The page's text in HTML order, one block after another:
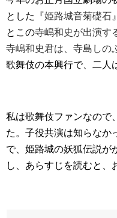
とした
『姫路城音菊礎石
とこの寺嶋和史が出演す
寺嶋和史君は、寺島しの
歌舞伎の本興行で、二人
私は歌舞伎ファンなので
た。子役共演は知らなか
で、姫路城の妖狐伝説が
し、あらすじを読むと、